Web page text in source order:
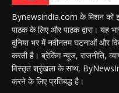
Bynewsindia.com के मिशन को इस
पाठक के लिए और पाठक द्वारा। यह
दुनिया भर में नवीनतम घटनाओं और
करती है। ब्रेकिंग न्यूज, राजनीति,
विस्तृत श्रृंखला के साथ,
करने के लिए प्रतिबद्ध है।